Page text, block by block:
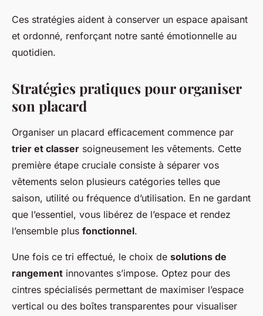
Ces stratégies aident à conserver un espace apaisant
et ordonné, renforçant notre santé émotionnelle au
quotidien.
Stratégies pratiques pour organiser
son placard
Organiser un placard efficacement commence par
trier et classer soigneusement les vêtements. Cette
première étape cruciale consiste à séparer vos
vêtements selon plusieurs catégories telles que
saison, utilité ou fréquence d’utilisation. En ne gardant
que l’essentiel, vous libérez de l’espace et rendez
l’ensemble plus fonctionnel.
Une fois ce tri effectué, le choix de solutions de
rangement innovantes s’impose. Optez pour des
cintres spécialisés permettant de maximiser l’espace
vertical ou des boîtes transparentes pour visualiser